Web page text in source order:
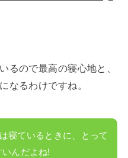
るので最高の寝心地と、
なるわけですね。
寝ているときに、とって
いんだよね!